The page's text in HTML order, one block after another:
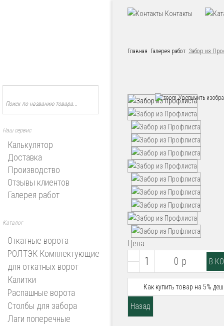
Наш сервис
Калькулятор
Доставка
Производство
Отзывы клиентов
Галерея работ
Каталог
Откатные ворота
РОЛТЭК Комплектующие
для откатных ворот
Калитки
Распашные ворота
Столбы для забора
Лаги поперечные
Контакты
Главная Галерея работ Забор из
Увеличить
Цена
0 р
Как купить товар на 5%